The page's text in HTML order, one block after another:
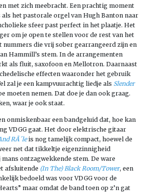
met zich meebracht. Een prachtig moment
het pastorale orgel van Hugh Banton naar
sfeer past perfect in het plaatje. Het
om je open te stellen voor de rest van het
nummers die vrij sober gearrangeerd zijn en
Hammill’s stem. In de arrangementen
als fluit, saxofoon en Mellotron. Daarnaast
effecten waaronder het gebruik
zal je een kampvuurachtig liedje als Slender
moeten nemen. Dat doe je dan ook graag.
waar je ook staat.
onmiskenbaar een bandgeluid dat, hoe kan
VDGG gaat. Het door elektrische gitaar
RÃ´leis nog tamelijk compact, hoewel de
net dat tikkeltje eigenzinnigheid
ontzagwekkende stem. De ware
afsluitende (In The) Black Room/Tower, een
bedoeld was voor VDGG voor de
maar omdat de band toen op z’n gat